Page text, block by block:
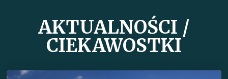
AKTUALNOŚCI /
CIEKAWOSTKI